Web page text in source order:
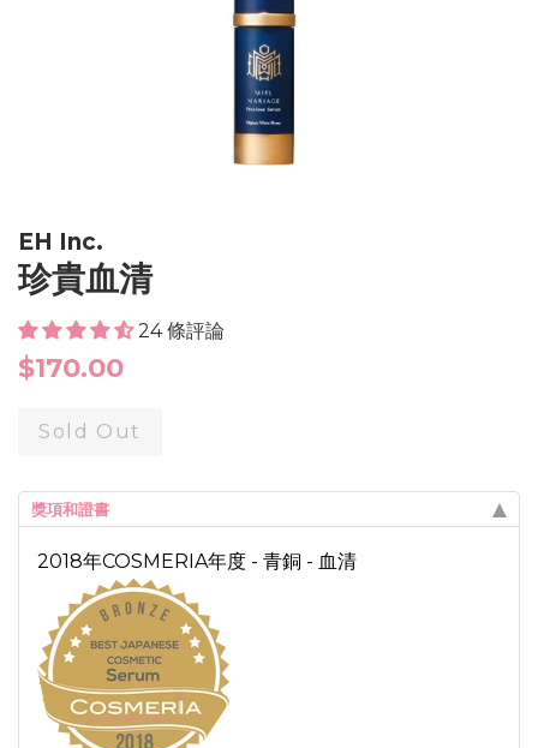
EH Inc.
珍貴血清
24 條評論
Regular
$170.00
Sold Out
獎項和證書
2018年COSMERIA年度 - 青銅 - 血清